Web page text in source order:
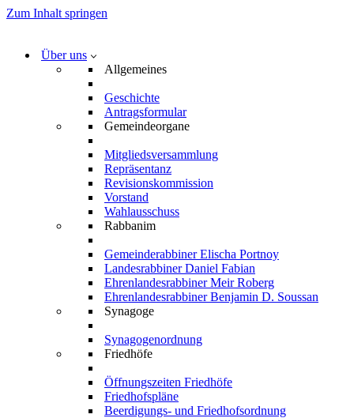
Zum Inhalt springen
Über uns
Allgemeines
Geschichte
Antragsformular
Gemeindeorgane
Mitgliedsversammlung
Repräsentanz
Revisionskommission
Vorstand
Wahlausschuss
Rabbanim
Gemeinderabbiner Elischa Portnoy
Landesrabbiner Daniel Fabian
Ehrenlandesrabbiner Meir Roberg
Ehrenlandesrabbiner Benjamin D. Soussan
Synagoge
Synagogenordnung
Friedhöfe
Öffnungszeiten Friedhöfe
Friedhofspläne
Beerdigungs- und Friedhofsordnung